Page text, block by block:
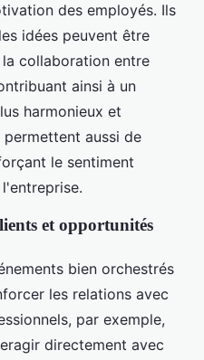
des employés. Ils
idées peuvent être
collaboration entre
ainsi à un
harmonieux et
aussi de
le sentiment
et opportunités
bien orchestrés
les relations avec
par exemple,
directement avec